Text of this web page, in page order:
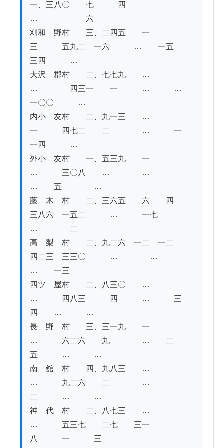
一、三八〇　　七　　　四
…　　　　　　六
刈和　野村　　三、二四五　　一
三　　　五九二　一六　　　…　　一五
三四　　　…
大沢　郡村　　二、七七九　　…
…　　　　四三一　　一　　　…　　　…
一〇〇　　　…
内小　友村　　二、九一三　　…
一　　　四七二　　二　　　　…　　　一
一四　　　…
外小　友村　　一、五三九　　一
…　　　三〇八　　…　　　　…
…　　五　　　　…
藤　木　村　　二、三六五　　六　　四
三八六　一五二　　　…　　　一七
…　　　　二
高　梨　村　　二、九二六　一二　一二
四二三　三三〇　　　…　　　　…
…　　一三
四ツ　屋村　　二、八三〇　　…
…　　　四八三　　　四　　　…　　　三
四　　…　　　…
長　野　村　　三、三一九　　一
…　　　六二六　　九　　　　…　　二
五　　　…　　　…
南　舘　村　　四、九八三　　…
…　　　九二六　　二　　　　…
二　　　…　　　…
神　代　村　　二、八七三　　…
…　　　五三七　　二七　　三一
八　　　一　　　三